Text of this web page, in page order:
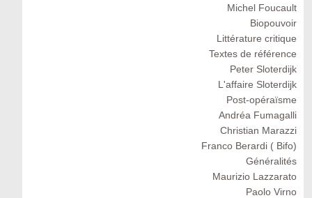
Michel Foucault
Biopouvoir
Littérature critique
Textes de référence
Peter Sloterdijk
L'affaire Sloterdijk
Post-opéraïsme
Andréa Fumagalli
Christian Marazzi
Franco Berardi ( Bifo)
Généralités
Maurizio Lazzarato
Paolo Virno